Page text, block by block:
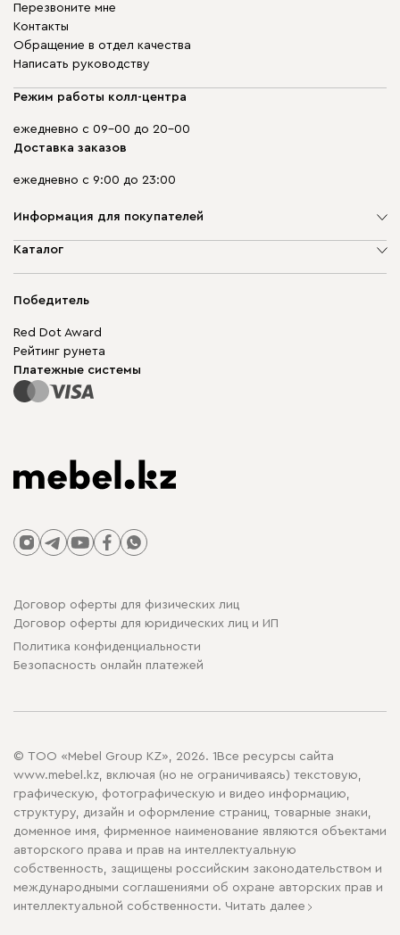
Перезвоните мне
Контакты
Обращение в отдел качества
Написать руководству
Режим работы колл-центра
ежедневно с 09-00 до 20-00
Доставка заказов
ежедневно с 9:00 до 23:00
Информация для покупателей
О компании
Гарантия
Для бизнеса
Карта сайта
Каталог
Корпусная мебель
Модульная мебель
Столы и стулья
Победитель
Red Dot Award
Рейтинг рунета
Платежные системы
Договор оферты для физических лиц
Договор оферты для юридических лиц и ИП
Политика конфиденциальности
Безопасность онлайн платежей
© ТОО «Mebel Group KZ», 2026. 1Все ресурсы сайта
www.mebel.kz, включая (но не ограничиваясь) текстовую,
графическую, фотографическую и видео информацию,
структуру, дизайн и оформление страниц, товарные знаки,
доменное имя, фирменное наименование являются объектами
авторского права и прав на интеллектуальную
собственность, защищены российским законодательством и
международными соглашениями об охране авторских прав и
интеллектуальной собственности. Читать далее